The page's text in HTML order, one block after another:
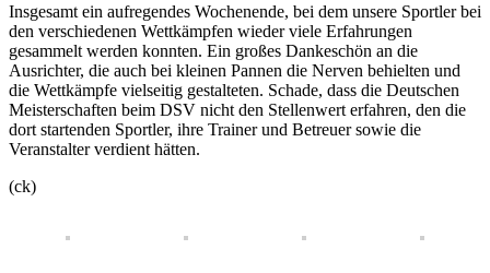
Insgesamt ein aufregendes Wochenende, bei dem unsere Sportler bei
den verschiedenen Wettkämpfen wieder viele Erfahrungen
gesammelt werden konnten. Ein großes Dankeschön an die
Ausrichter, die auch bei kleinen Pannen die Nerven behielten und
die Wettkämpfe vielseitig gestalteten. Schade, dass die Deutschen
Meisterschaften beim DSV nicht den Stellenwert erfahren, den die
dort startenden Sportler, ihre Trainer und Betreuer sowie die
Veranstalter verdient hätten.
(ck)